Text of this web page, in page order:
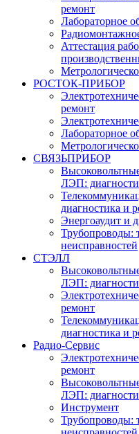
ремонт
Лабораторное
Аттестация
РОСТОК-ПРИБОР
ремонт
Лабораторное
СВЯЗЬПРИБОР
ЛЭП:
диагностика и
Энергоаудит и
Трубопроводы:
неисправностей
СТЭЛЛ
ЛЭП:
ремонт
диагностика и
Радио-Cервис
ремонт
ЛЭП:
Инструмент
Трубопроводы: